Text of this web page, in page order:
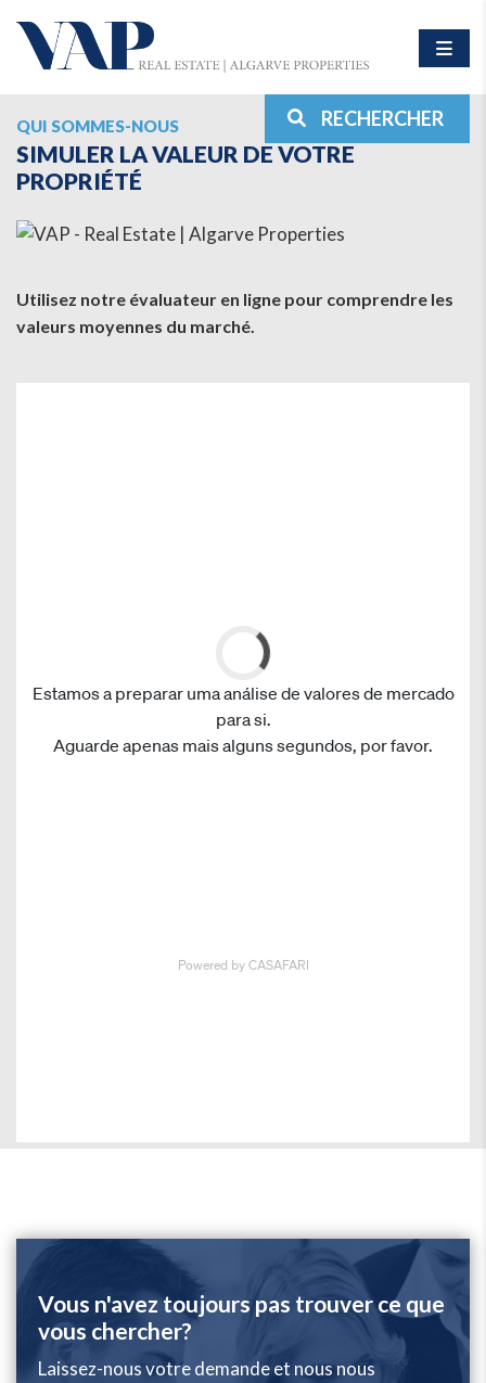
RECHERCHER
QUI SOMMES-NOUS
SIMULER LA VALEUR DE VOTRE
PROPRIÉTÉ
Utilisez notre évaluateur en ligne pour comprendre les
valeurs moyennes du marché.
Vous n'avez toujours pas trouver ce que
vous chercher?
Laissez-nous votre demande et nous nous